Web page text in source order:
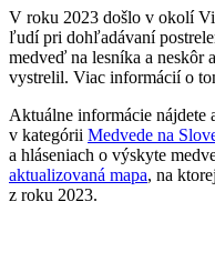
V roku 2023 došlo v okolí
ľudí pri dohľadávaní
medveď na lesníka a
vystrelil. Viac informácií o
Aktuálne informácie nájdete
v kategórii Medvede na
a hláseniach o výskyte
aktualizovaná mapa, na
z roku 2023.